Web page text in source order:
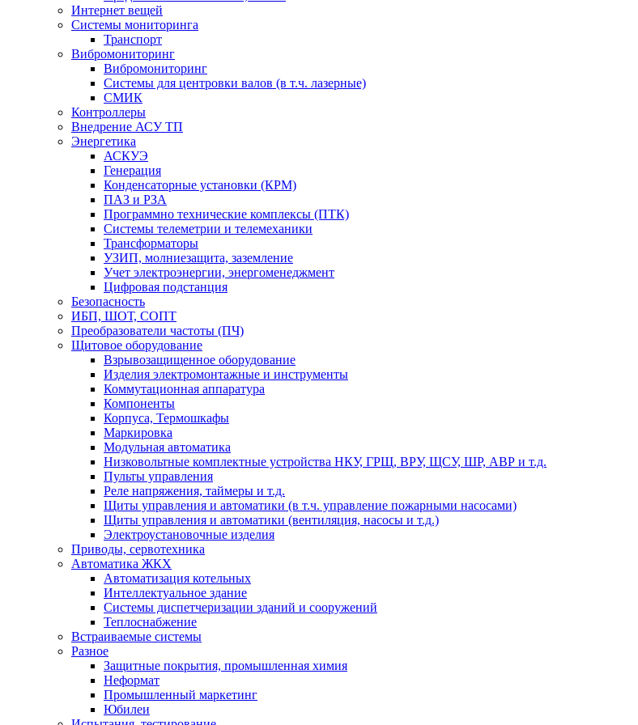
Интернет вещей
Системы мониторинга
Транспорт
Вибромониторинг
Вибромониторинг
Системы для центровки валов (в т.ч. лазерные)
СМИК
Контроллеры
Внедрение АСУ ТП
Энергетика
АСКУЭ
Генерация
Конденсаторные установки (КРМ)
ПАЗ и РЗА
Программно технические комплексы (ПТК)
Системы телеметрии и телемеханики
Трансформаторы
УЗИП, молниезащита, заземление
Учет электроэнергии, энергоменеджмент
Цифровая подстанция
Безопасность
ИБП, ШОТ, СОПТ
Преобразователи частоты (ПЧ)
Щитовое оборудование
Взрывозащищенное оборудование
Изделия электромонтажные и инструменты
Коммутационная аппаратура
Компоненты
Корпуса, Термошкафы
Маркировка
Модульная автоматика
Низковольтные комплектные устройства НКУ, ГРЩ, ВРУ, ЩСУ, ШР, АВР и т.д.
Пульты управления
Реле напряжения, таймеры и т.д.
Щиты управления и автоматики (в т.ч. управление пожарными насосами)
Щиты управления и автоматики (вентиляция, насосы и т.д.)
Электроустановочные изделия
Приводы, сервотехника
Автоматика ЖКХ
Автоматизация котельных
Интеллектуальное здание
Системы диспетчеризации зданий и сооружений
Теплоснабжение
Встраиваемые системы
Разное
Защитные покрытия, промышленная химия
Неформат
Промышленный маркетинг
Юбилеи